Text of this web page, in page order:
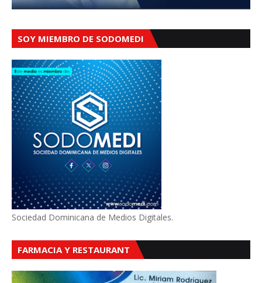
SOY MIEMBRO DE SODOMEDI
Sociedad Dominicana de Medios Digitales.
FARMACIA Y RESTAURANT